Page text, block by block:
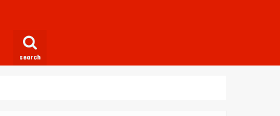
search